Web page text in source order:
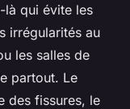
là qui évite les
irrégularités au
les salles de
partout. Le
des fissures, le